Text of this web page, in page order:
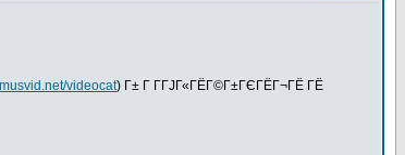
videocat) Г± Г Г­ГЈГ«ГЁГ©Г±ГЄГЁГ¬ГЁ ГЁ